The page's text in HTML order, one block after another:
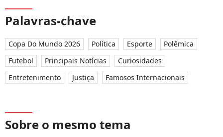
Palavras-chave
Copa Do Mundo 2026 Política Esporte
Polêmica
Futebol
Principais Notícias
Curiosidades
Entretenimento
Justiça Famosos Internacionais
Sobre o mesmo tema